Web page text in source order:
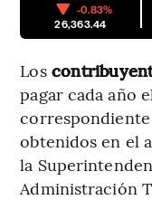
-0.83%
26,363.44
Los
pagar cada año
correspondiente
obtenidos en el
la
Administración